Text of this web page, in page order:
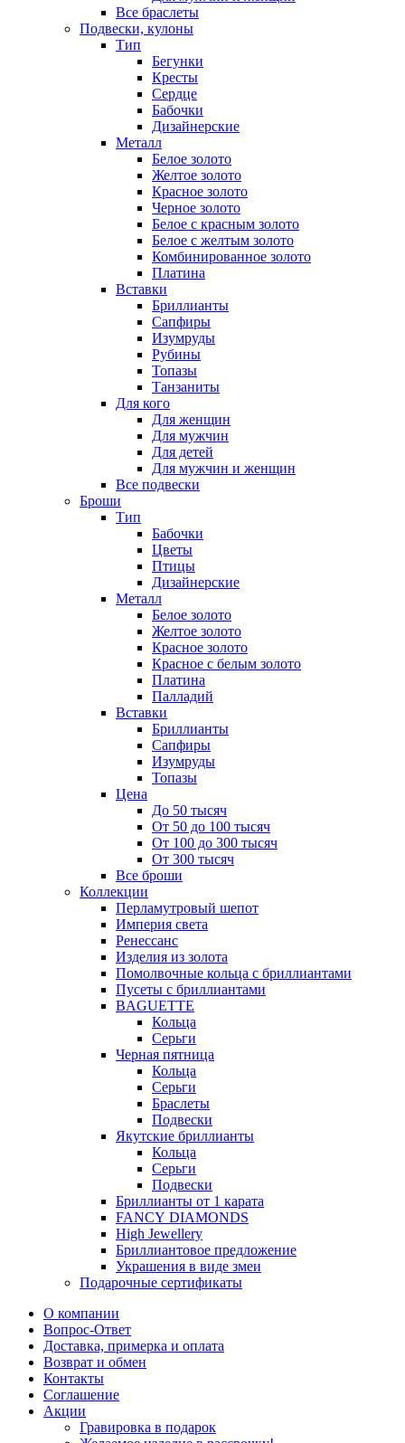
Все браслеты
Подвески, кулоны
Тип
Бегунки
Кресты
Сердце
Бабочки
Дизайнерские
Металл
Белое золото
Желтое золото
Красное золото
Черное золото
Белое с красным золото
Белое с желтым золото
Комбинированное золото
Платина
Вставки
Бриллианты
Сапфиры
Изумруды
Рубины
Топазы
Танзаниты
Для кого
Для женщин
Для мужчин
Для детей
Для мужчин и женщин
Все подвески
Броши
Тип
Бабочки
Цветы
Птицы
Дизайнерские
Металл
Белое золото
Желтое золото
Красное золото
Красное с белым золото
Платина
Палладий
Вставки
Бриллианты
Сапфиры
Изумруды
Топазы
Цена
До 50 тысяч
От 50 до 100 тысяч
От 100 до 300 тысяч
От 300 тысяч
Все броши
Коллекции
Перламутровый шепот
Империя света
Ренессанс
Изделия из золота
Помолвочные кольца с бриллиантами
Пусеты с бриллиантами
BAGUETTE
Кольца
Серьги
Черная пятница
Кольца
Серьги
Браслеты
Подвески
Якутские бриллианты
Кольца
Серьги
Подвески
Бриллианты от 1 карата
FANCY DIAMONDS
High Jewellery
Бриллиантовое предложение
Украшения в виде змеи
Подарочные сертификаты
О компании
Вопрос-Ответ
Доставка, примерка и оплата
Возврат и обмен
Контакты
Соглашение
Акции
Гравировка в подарок